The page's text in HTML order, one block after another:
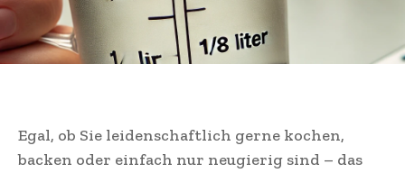
Egal, ob Sie leidenschaftlich gerne kochen,
backen oder einfach nur neugierig sind – das